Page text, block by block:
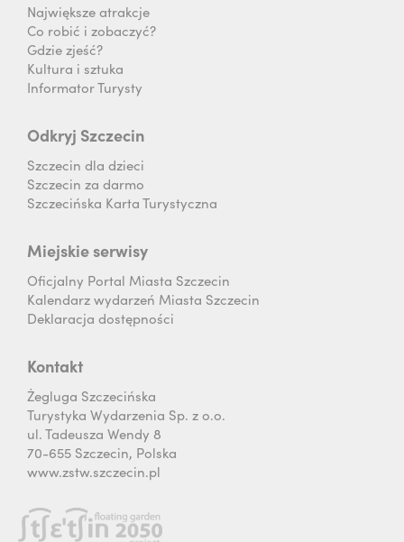
Największe atrakcje
Co robić i zobaczyć?
Gdzie zjeść?
Kultura i sztuka
Informator Turysty
Odkryj Szczecin
Szczecin dla dzieci
Szczecin za darmo
Szczecińska Karta Turystyczna
Miejskie serwisy
Oficjalny Portal Miasta Szczecin
Kalendarz wydarzeń Miasta Szczecin
Deklaracja dostępności
Kontakt
Żegluga Szczecińska
Turystyka Wydarzenia Sp. z o.o.
ul. Tadeusza Wendy 8
70-655 Szczecin, Polska
www.zstw.szczecin.pl